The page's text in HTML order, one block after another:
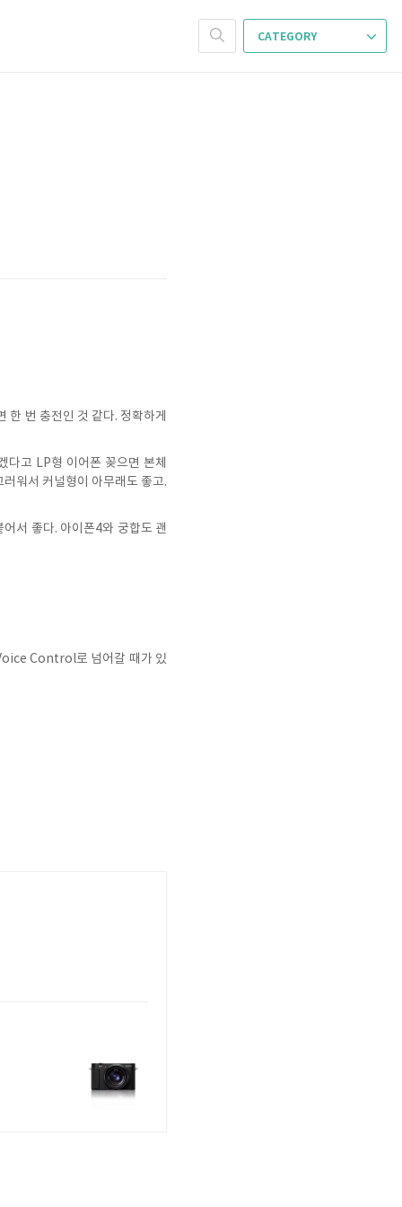
CATEGORY
번 충전인 것 같다. 정확하게
다고 LP형 이어폰 꽂으면 본체
워서 커널형이 아무래도 좋고.
서 좋다. 아이폰4와 궁합도 괜
Control로 넘어갈 때가 있